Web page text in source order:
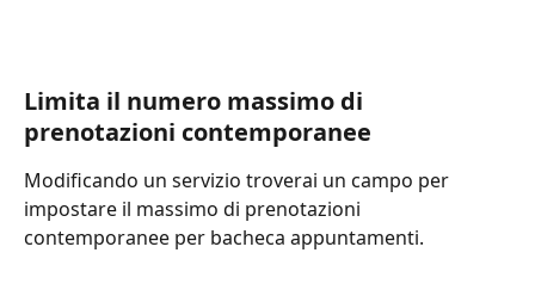
Limita il numero massimo di
prenotazioni contemporanee
Modificando un servizio troverai un campo per
impostare il massimo di prenotazioni
contemporanee per bacheca appuntamenti.